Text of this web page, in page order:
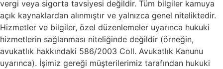
vergi veya sigorta tavsiyesi değildir. Tüm bilgiler kamuya
açık kaynaklardan alınmıştır ve yalnızca genel niteliktedir.
Hizmetler ve bilgiler, özel düzenlemeler uyarınca hukuki
hizmetlerin sağlanması niteliğinde değildir (örneğin,
avukatlık hakkındaki 586/2003 Coll. Avukatlık Kanunu
uyarınca). İşimiz gereği müşterilerimiz tarafından hukuki